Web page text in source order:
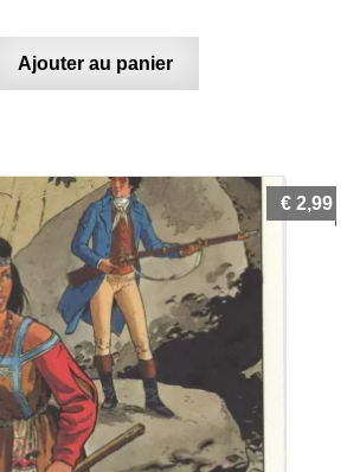
Ajouter au panier
€ 2,99